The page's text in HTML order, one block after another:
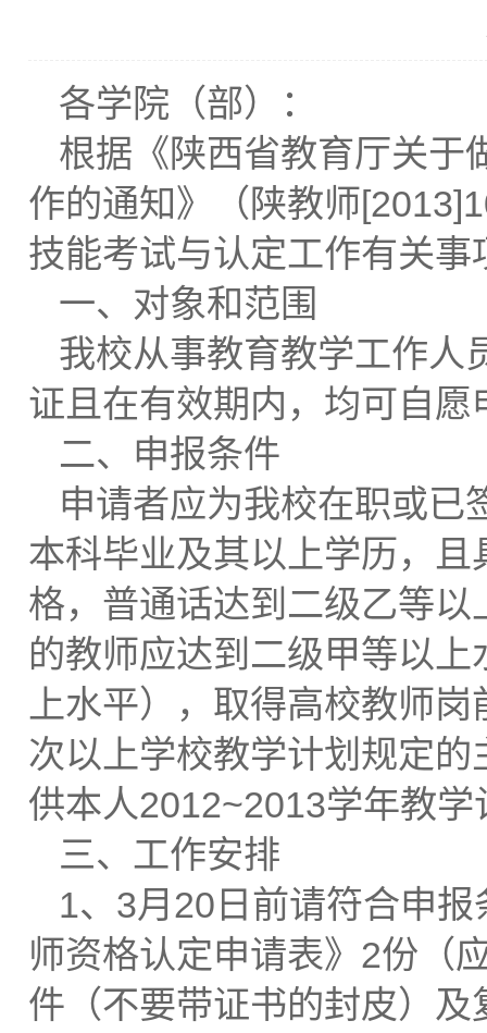
各学院（部）：
根据《陕西省教育厅关于
作的通知》（陕教师
技能考试与认定工作有关事
一、对象和范围
我校从事教育教学工作人
证且在有效期内，均可自
二、申报条件
申请者应为我校在职或已
本科毕业及其以上学历，
格，普通话达到二级乙等
的教师应达到二级甲等以
上水平），取得高校教师
次以上学校教学计划规定
供本人2012~2013学年教
三、工作安排
1、3月20日前请符合申
师资格认定申请表》2份（
件（不要带证书的封皮）